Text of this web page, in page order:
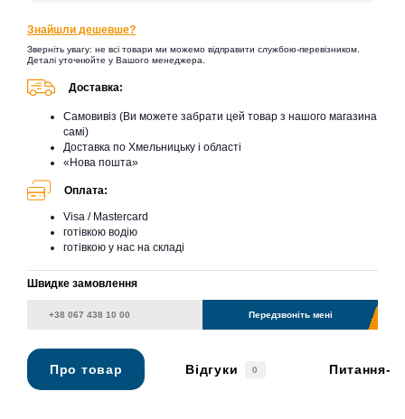
Знайшли дешевше?
Зверніть увагу: не всі товари ми можемо відправити службою-перевізником.
Деталі уточнюйте у Вашого менеджера.
Доставка:
Самовивіз (Ви можете забрати цей товар з нашого магазина
самі)
Доставка по Хмельницьку і області
«Нова пошта»
Оплата:
Visa / Mastercard
готівкою водію
готівкою у нас на складі
Швидке замовлення
Передзвоніть мені
Про товар Відгуки 0 Питання-